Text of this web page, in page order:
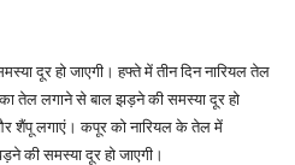
दूर हो जाएगी। हफ्ते में तीन दिन नारियल तेल
तेल लगाने से बाल झड़ने की समस्या दूर हो
शैंपू लगाएं। कपूर को नारियल के तेल में
की समस्या दूर हो जाएगी।